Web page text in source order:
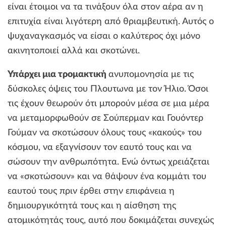
είναι έτοιμοι να τα τινάξουν όλα στον αέρα αν η
επιτυχία είναι λιγότερη από θριαμβευτική. Αυτός ο
ψυχαναγκασμός να είσαι ο καλύτερος όχι μόνο
ακινητοποιεί αλλά και σκοτώνει.
Υπάρχει μια τρομακτική ανυπομονησία με τις
δύσκολες όψεις του Πλουτωνα με τον Ήλιο. Όσοι
τις έχουν θεωρούν ότι μπορούν μέσα σε μια μέρα
να μεταμορφωθούν σε Σούπερμαν και Γουόντερ
Γούμαν να σκοτώσουν όλους τους «κακούς» του
κόσμου, να εξαγνίσουν τον εαυτό τους και να
σώσουν την ανθρωπότητα. Ενώ όντως χρειάζεται
να «σκοτώσουν» και να θάψουν ένα κομμάτι του
εαυτού τους πριν έρθει στην επιφάνεια η
δημιουργικότητά τους και η αίσθηση της
ατομικότητάς τους, αυτό που δοκιμάζεται συνεχώς